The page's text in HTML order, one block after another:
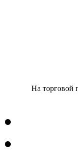
На торговой